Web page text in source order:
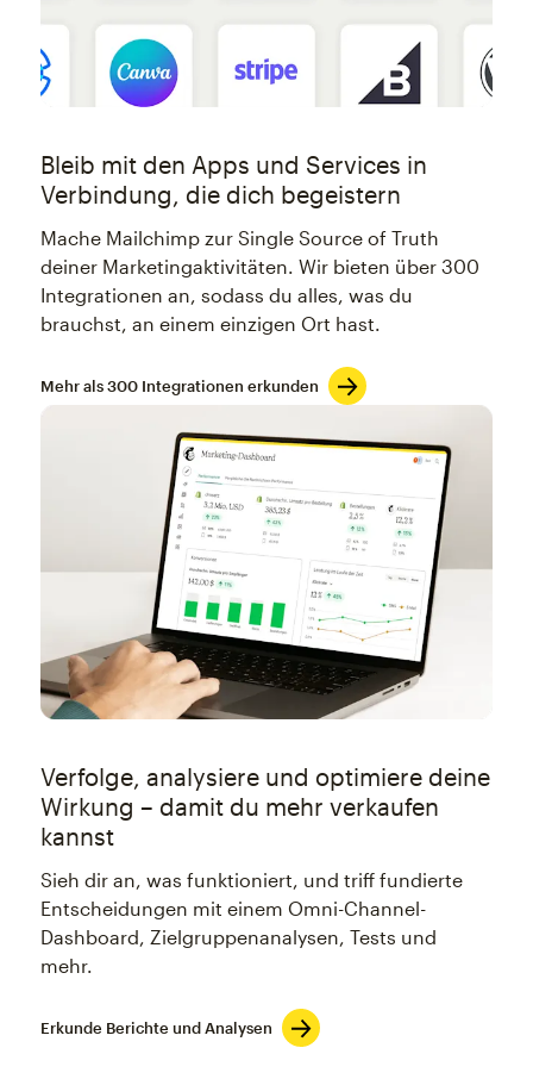
Bleib mit den Apps und Services in
Verbindung, die dich begeistern
Mache Mailchimp zur Single Source of Truth
deiner Marketingaktivitäten. Wir bieten über 300
Integrationen an, sodass du alles, was du
brauchst, an einem einzigen Ort hast.
Mehr als 300 Integrationen erkunden
Verfolge, analysiere und optimiere deine
Wirkung – damit du mehr verkaufen
kannst
Sieh dir an, was funktioniert, und triff fundierte
Entscheidungen mit einem Omni-Channel-
Dashboard, Zielgruppenanalysen, Tests und
mehr.
Erkunde Berichte und Analysen